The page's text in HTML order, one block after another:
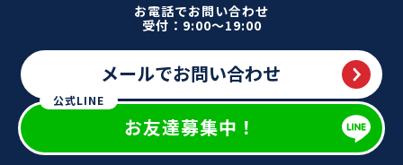
お電話でお問い合わせ
受付：9:00～19:00
メールでお問い合わせ
公式LINE
お友達募集中！